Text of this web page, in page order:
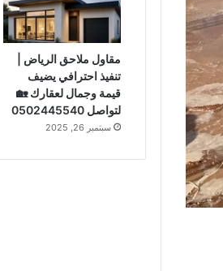
مقاول ملاحق الرياض |
تنفيذ احترافي يضيف
قيمة وجمال لعقارك 🏡
لتواصل 0502445540
سبتمبر 26, 2025